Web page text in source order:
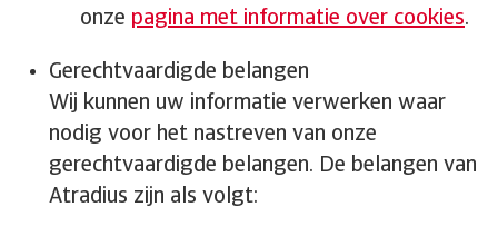
onze pagina met informatie over cookies.
Gerechtvaardigde belangen
Wij kunnen uw informatie verwerken waar
nodig voor het nastreven van onze
gerechtvaardigde belangen. De belangen van
Atradius zijn als volgt: